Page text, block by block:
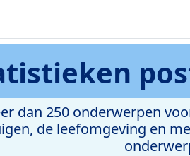
dan 250 onderwerpen
de leefomgeving en